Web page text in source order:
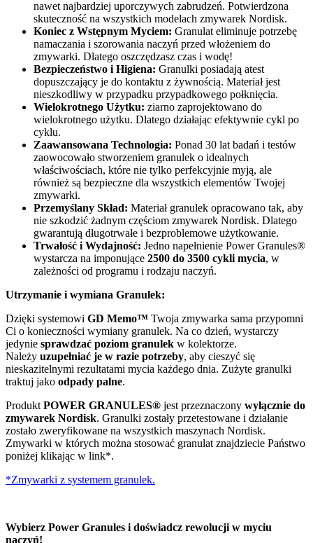
nawet najbardziej uporczywych zabrudzeń. Potwierdzona
skuteczność na wszystkich modelach zmywarek Nordisk.
Koniec z Wstępnym Myciem: Granulat eliminuje potrzebę
namaczania i szorowania naczyń przed włożeniem do
zmywarki. Dlatego oszczędzasz czas i wodę!
Bezpieczeństwo i Higiena: Granulki posiadają atest
dopuszczający je do kontaktu z żywnością. Materiał jest
nieszkodliwy w przypadku przypadkowego połknięcia.
Wielokrotnego Użytku: ziarno zaprojektowano do
wielokrotnego użytku. Dlatego działając efektywnie cykl po
cyklu.
Zaawansowana Technologia: Ponad 30 lat badań i testów
zaowocowało stworzeniem granulek o idealnych
właściwościach, które nie tylko perfekcyjnie myją, ale
również są bezpieczne dla wszystkich elementów Twojej
zmywarki.
Przemyślany Skład: Materiał granulek opracowano tak, aby
nie szkodzić żadnym częściom zmywarek Nordisk. Dlatego
gwarantują długotrwałe i bezproblemowe użytkowanie.
Trwałość i Wydajność: Jedno napełnienie Power Granules®
wystarcza na imponujące 2500 do 3500 cykli mycia, w
zależności od programu i rodzaju naczyń.
Utrzymanie i wymiana Granulek:
Dzięki systemowi GD Memo™ Twoja zmywarka sama przypomni
Ci o konieczności wymiany granulek. Na co dzień, wystarczy
jedynie sprawdzać poziom granulek w kolektorze.
Należy uzupełniać je w razie potrzeby, aby cieszyć się
nieskazitelnymi rezultatami mycia każdego dnia. Zużyte granulki
traktuj jako odpady palne.
Produkt POWER GRANULES® jest przeznaczony wyłącznie do
zmywarek Nordisk. Granulki zostały przetestowane i działanie
zostało zweryfikowane na wszystkich maszynach Nordisk.
Zmywarki w których można stosować granulat znajdziecie Państwo
poniżej klikając w link*.
*Zmywarki z systemem granulek.
Wybierz Power Granules i doświadcz rewolucji w myciu
naczyń!